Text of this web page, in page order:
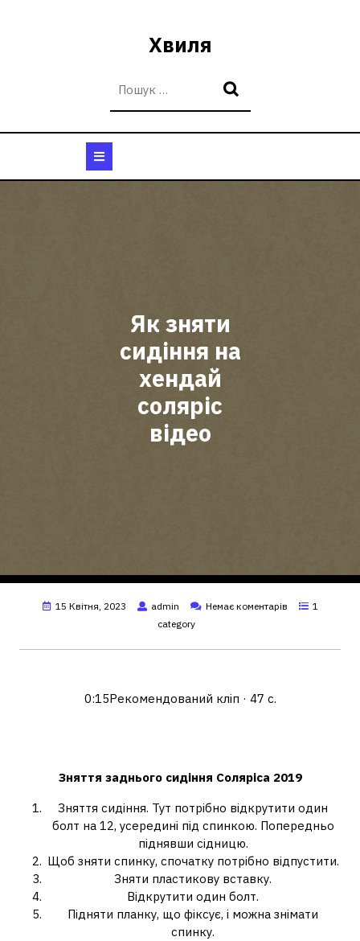
Хвиля
Як зняти
сидіння на
хендай
соляріс
відео
15 Квітня, 2023 admin Немає коментарів
1
category
0:15Рекомендований кліп · 47 с.
Зняття заднього сидіння Соляріса 2019
Зняття сидіння. Тут потрібно відкрутити один
болт на 12, усередині під спинкою. Попередньо
піднявши сідницю.
Щоб зняти спинку, спочатку потрібно відпустити.
Зняти пластикову вставку.
Відкрутити один болт.
Підняти планку, що фіксує, і можна знімати
спинку.